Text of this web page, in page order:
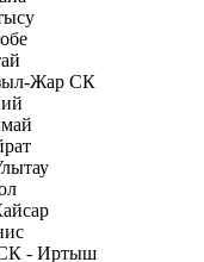
Жар СК
- Иртыш